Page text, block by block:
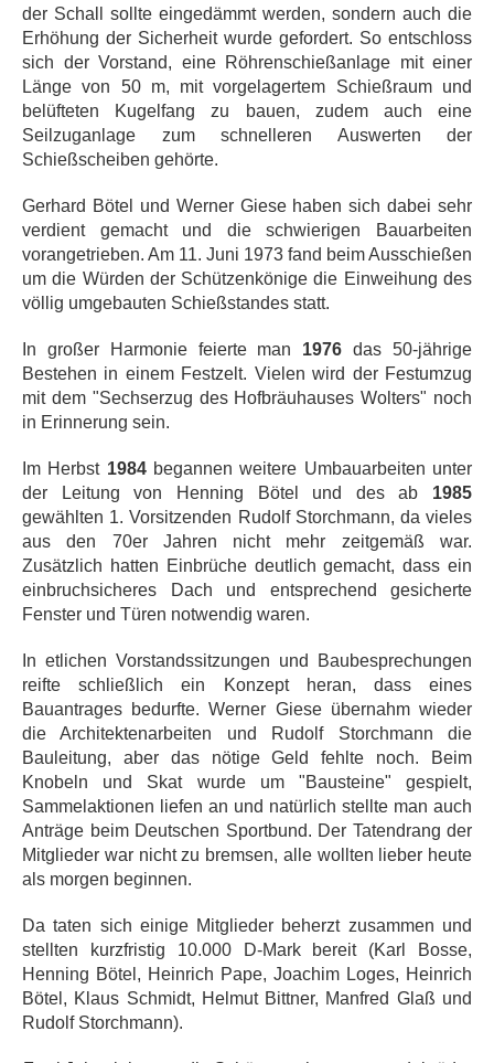
der Schall sollte eingedämmt werden, sondern auch die
Erhöhung der Sicherheit wurde gefordert. So entschloss
sich der Vorstand, eine Röhrenschießanlage mit einer
Länge von 50 m, mit vorgelagertem Schießraum und
belüfteten Kugelfang zu bauen, zudem auch eine
Seilzuganlage zum schnelleren Auswerten der
Schießscheiben gehörte.
Gerhard Bötel und Werner Giese haben sich dabei sehr
verdient gemacht und die schwierigen Bauarbeiten
vorangetrieben. Am 11. Juni 1973 fand beim Ausschießen
um die Würden der Schützenkönige die Einweihung des
völlig umgebauten Schießstandes statt.
In großer Harmonie feierte man 1976 das 50-jährige
Bestehen in einem Festzelt. Vielen wird der Festumzug
mit dem "Sechserzug des Hofbräuhauses Wolters" noch
in Erinnerung sein.
Im Herbst 1984begannen weitere Umbauarbeiten unter
der Leitung von Henning Bötel und des ab 1985
gewählten 1. Vorsitzenden Rudolf Storchmann, da vieles
aus den 70er Jahren nicht mehr zeitgemäß war.
Zusätzlich hatten Einbrüche deutlich gemacht, dass ein
einbruchsicheres Dach und entsprechend gesicherte
Fenster und Türen notwendig waren.
In etlichen Vorstandssitzungen und Baubesprechungen
reifte schließlich ein Konzept heran, dass eines
Bauantrages bedurfte. Werner Giese übernahm wieder
die Architektenarbeiten und Rudolf Storchmann die
Bauleitung, aber das nötige Geld fehlte noch. Beim
Knobeln und Skat wurde um "Bausteine" gespielt,
Sammelaktionen liefen an und natürlich stellte man auch
Anträge beim Deutschen Sportbund. Der Tatendrang der
Mitglieder war nicht zu bremsen, alle wollten lieber heute
als morgen beginnen.
Da taten sich einige Mitglieder beherzt zusammen und
stellten kurzfristig 10.000 D-Mark bereit (Karl Bosse,
Henning Bötel, Heinrich Pape, Joachim Loges, Heinrich
Bötel, Klaus Schmidt, Helmut Bittner, Manfred Glaß und
Rudolf Storchmann).